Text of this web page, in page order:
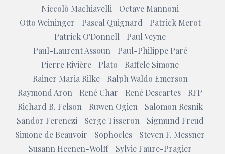
Niccolò Machiavelli
Octave Mannoni
Otto Weininger
Pascal Quignard
Patrick Merot
Patrick O'Donnell
Paul Veyne
Paul-Laurent Assoun
Paul-Philippe Paré
Pierre Rivière
Plato
Raffele Simone
Rainer Maria Rilke
Ralph Waldo Emerson
Raymond Aron
René Char René Descartes
RFP
Richard B. Felson
Ruwen Ogien
Salomon Resnik
Sandor Ferenczi
Serge Tisseron
Sigmund Freud
Simone de Beauvoir
Sophocles
Steven F. Messner
Susann Heenen-Wolff
Sylvie Faure-Pragier